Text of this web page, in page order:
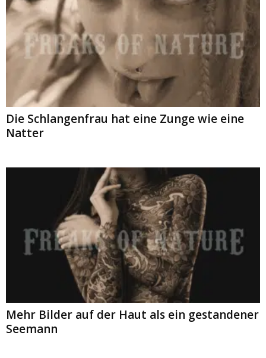
Die Schlangenfrau hat eine Zunge wie eine
Natter
Mehr Bilder auf der Haut als ein gestandener
Seemann